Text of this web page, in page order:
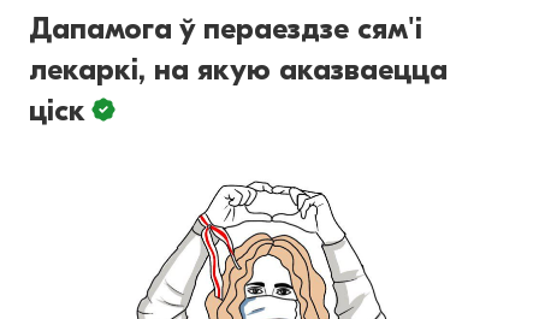
Дапамога ў пераездзе сям'і
лекаркі, на якую аказваецца
ціск